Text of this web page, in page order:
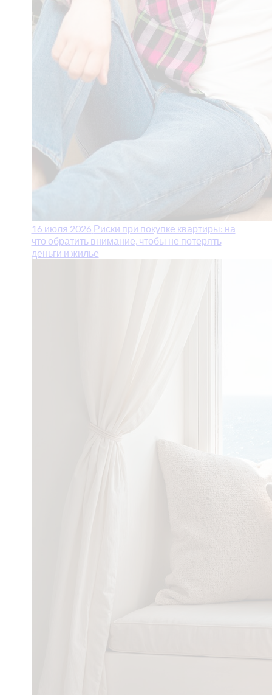
16 июля 2026 Риски при покупке квартиры: на
что обратить внимание, чтобы не потерять
деньги и жилье